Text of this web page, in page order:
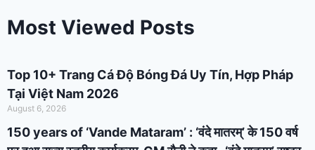
Most Viewed Posts
Top 10+ Trang Cá Độ Bóng Đá Uy Tín, Hợp Pháp
Tại Việt Nam 2026
August 6, 2026
150 years of ‘Vande Mataram’ : ‘वंदे मातरम्’ के 150 वर्ष